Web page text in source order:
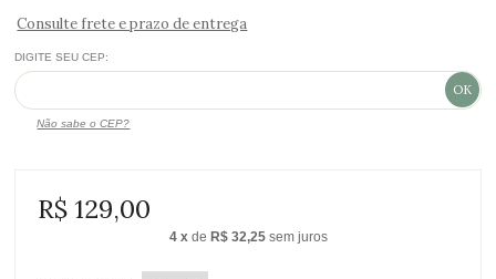
Consulte frete e prazo de entrega
DIGITE SEU CEP:
Não sabe o CEP?
R$ 129,00
4 x de R$ 32,25 sem juros